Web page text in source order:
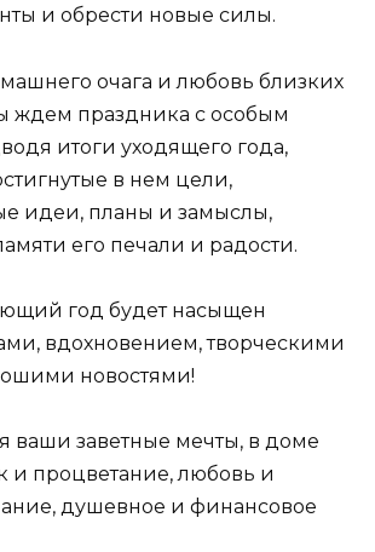
и обрести новые силы.
очага и любовь близких
ждем праздника с особым
итоги уходящего года,
в нем цели,
идеи, планы и замыслы,
его печали и радости.
год будет насыщен
вдохновением, творческими
новостями!
ваши заветные мечты, в доме
и процветание, любовь и
душевное и финансовое